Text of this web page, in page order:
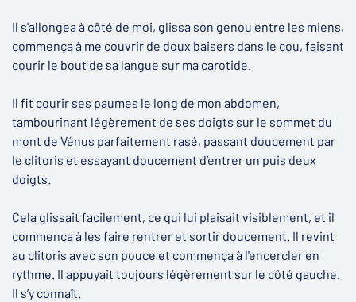
Il s'allongea à côté de moi, glissa son genou entre les miens,
commença à me couvrir de doux baisers dans le cou, faisant
courir le bout de sa langue sur ma carotide.
Il fit courir ses paumes le long de mon abdomen,
tambourinant légèrement de ses doigts sur le sommet du
mont de Vénus parfaitement rasé, passant doucement par
le clitoris et essayant doucement d’entrer un puis deux
doigts.
Cela glissait facilement, ce qui lui plaisait visiblement, et il
commença à les faire rentrer et sortir doucement. Il revint
au clitoris avec son pouce et commença à l'encercler en
rythme. Il appuyait toujours légèrement sur le côté gauche.
Il s’y connaît.